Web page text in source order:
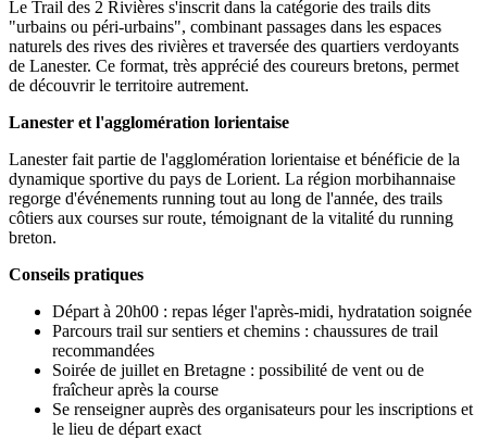
Le Trail des 2 Rivières s'inscrit dans la catégorie des trails dits
"urbains ou péri-urbains", combinant passages dans les espaces
naturels des rives des rivières et traversée des quartiers verdoyants
de Lanester. Ce format, très apprécié des coureurs bretons, permet
de découvrir le territoire autrement.
Lanester et l'agglomération lorientaise
Lanester fait partie de l'agglomération lorientaise et bénéficie de la
dynamique sportive du pays de Lorient. La région morbihannaise
regorge d'événements running tout au long de l'année, des trails
côtiers aux courses sur route, témoignant de la vitalité du running
breton.
Conseils pratiques
Départ à 20h00 : repas léger l'après-midi, hydratation soignée
Parcours trail sur sentiers et chemins : chaussures de trail
recommandées
Soirée de juillet en Bretagne : possibilité de vent ou de
fraîcheur après la course
Se renseigner auprès des organisateurs pour les inscriptions et
le lieu de départ exact